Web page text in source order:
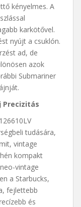
kényelmes. A
karkötővel.
nyújt a csuklón.
ad, de
azok
Submariner
Precizitás
tudására,
vintage
kompakt
vintage
a Starbucks,
fejlettebb
és